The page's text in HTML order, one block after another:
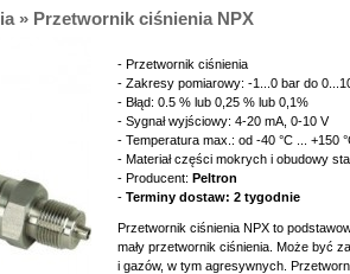
» Przetwornik ciśnienia NPX
- Przetwornik ciśnienia
- Zakresy pomiarowy: -1...0 bar do
- Błąd: 0.5 % lub 0,25 % lub 0,1%
- Sygnał wyjściowy: 4-20 mA, 0-10 V
- Temperatura max.: od -40 °C ... +150
- Materiał części mokrych i obudowy
- Producent: Peltron
- Terminy dostaw: 2 tygodnie
Przetwornik ciśnienia NPX to
mały przetwornik ciśnienia. Może być
i gazów, w tym agresywnych.